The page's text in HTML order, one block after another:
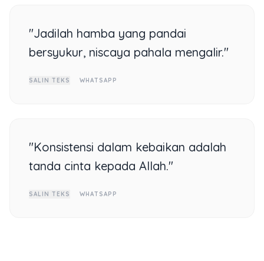
"Jadilah hamba yang pandai
bersyukur, niscaya pahala mengalir."
SALIN TEKS WHATSAPP
"Konsistensi dalam kebaikan adalah
tanda cinta kepada Allah."
SALIN TEKS WHATSAPP